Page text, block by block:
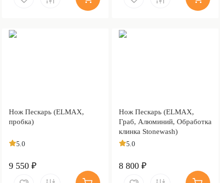
Нож Пескарь (ELMAX,
пробка)
5.0
9 550 ₽
Нож Пескарь (ELMAX,
Граб, Алюминий, Обработка
клинка Stonewash)
5.0
8 800 ₽